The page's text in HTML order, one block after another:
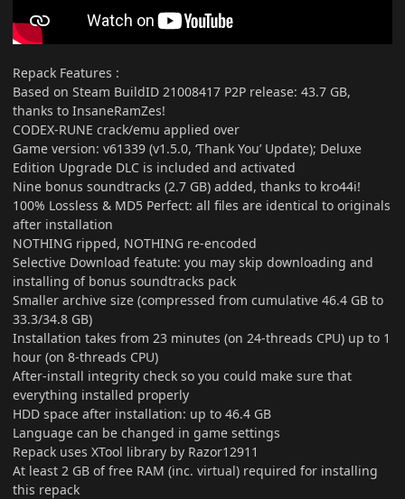
Repack Features :
Based on Steam BuildID 21008417 P2P release: 43.7 GB,
thanks to InsaneRamZes!
CODEX-RUNE crack/emu applied over
Game version: v61339 (v1.5.0, ‘Thank You’ Update); Deluxe
Edition Upgrade DLC is included and activated
Nine bonus soundtracks (2.7 GB) added, thanks to kro44i!
100% Lossless & MD5 Perfect: all files are identical to originals
after installation
NOTHING ripped, NOTHING re-encoded
Selective Download featute: you may skip downloading and
installing of bonus soundtracks pack
Smaller archive size (compressed from cumulative 46.4 GB to
33.3/34.8 GB)
Installation takes from 23 minutes (on 24-threads CPU) up to 1
hour (on 8-threads CPU)
After-install integrity check so you could make sure that
everything installed properly
HDD space after installation: up to 46.4 GB
Language can be changed in game settings
Repack uses XTool library by Razor12911
At least 2 GB of free RAM (inc. virtual) required for installing
this repack